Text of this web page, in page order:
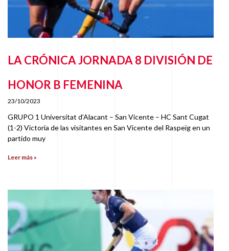
LA CRÓNICA JORNADA 8 DIVISIÓN DE
HONOR B FEMENINA
23/10/2023
GRUPO 1 Universitat d’Alacant – San Vicente – HC Sant Cugat
(1-2) Victoria de las visitantes en San Vicente del Raspeig en un
partido muy
Leer más »